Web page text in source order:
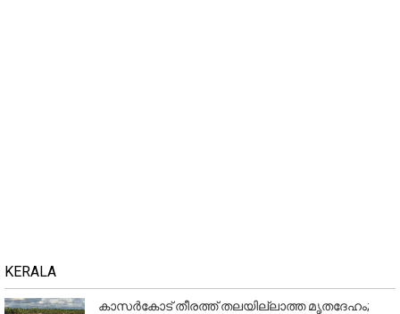
KERALA
കാസർകോട് തീരത്ത് തലയില്ലാത്ത മൃതദേഹം;